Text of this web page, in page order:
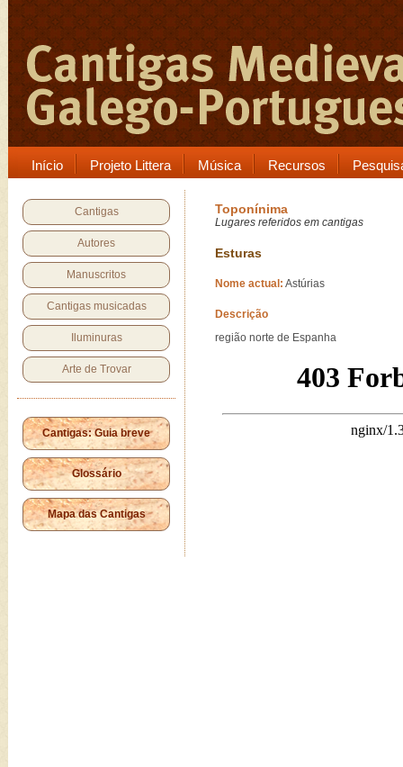
Início Projeto Littera Música Recursos
Cantigas
Autores
Manuscritos
Cantigas musicadas
Iluminuras
Arte de Trovar
Cantigas: Guia breve
Glossário
Mapa das Cantigas
Toponínima
Lugares referidos em cantigas
Esturas
Nome actual: Astúrias
Descrição
região norte de Espanha